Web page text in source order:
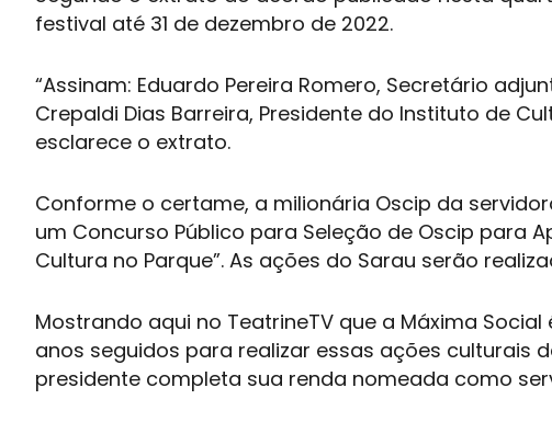
festival até 31 de dezembro de 2022.
“Assinam: Eduardo Pereira Romero, Secretário
Crepaldi Dias Barreira, Presidente do Instituto de
esclarece o extrato.
Conforme o certame, a milionária Oscip da
um Concurso Público para Seleção de Oscip para
Cultura no Parque”. As ações do Sarau serão
Mostrando aqui no TeatrineTV que a Máxima
anos seguidos para realizar essas ações culturais
presidente completa sua renda nomeada como